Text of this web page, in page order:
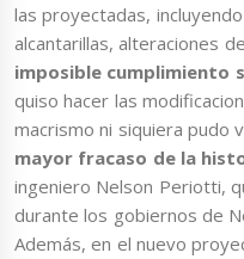
las proyectadas,
alcantarillas, alteraciones
imposible cumplimiento
quiso hacer las
macrismo ni siquiera pudo
mayor fracaso de la
ingeniero Nelson Periotti,
durante los gobiernos de
Además, en el nuevo